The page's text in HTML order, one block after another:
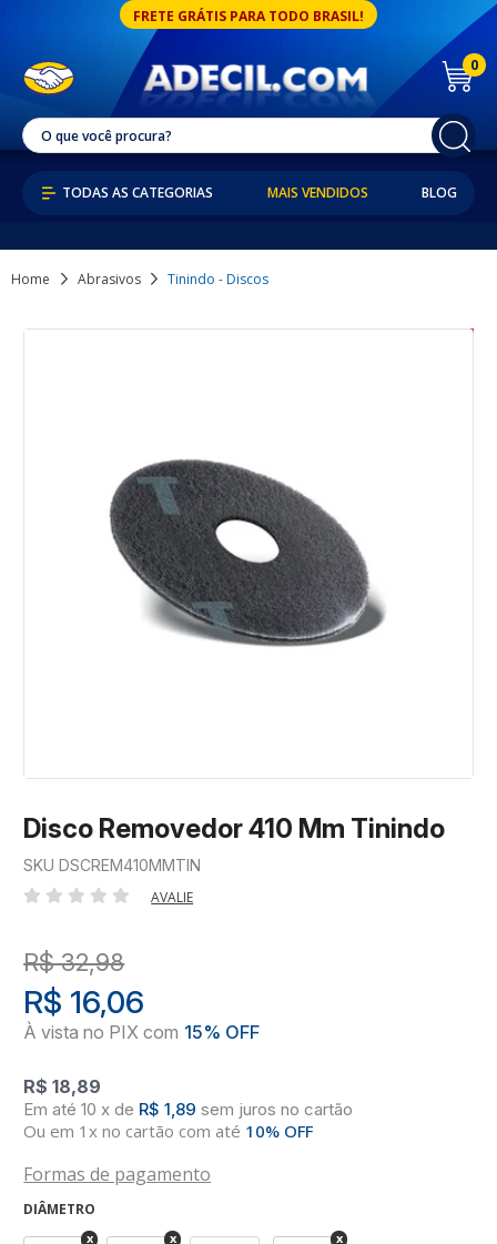
FRETE GRÁTIS PARA TODO BRASIL!
0
MAIS VENDIDOS BLOG
Home Abrasivos Tinindo - Discos
Disco Removedor 410 Mm Tinindo
SKU DSCREM410MMTIN
AVALIE
R$ 32,98
R$ 18,89
R$ 16,06
10 x de R$ 1,89 sem juros no cartão
Ou em 1x no cartão com até 10% OFF
Formas de pagamento
DIÂMETRO